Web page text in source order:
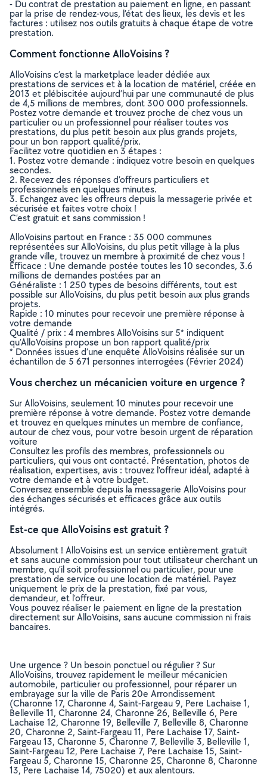
- Du contrat de prestation au paiement en ligne, en passant
par la prise de rendez-vous, l’état des lieux, les devis et les
factures : utilisez nos outils gratuits à chaque étape de votre
prestation.
Comment fonctionne AlloVoisins ?
AlloVoisins c’est la marketplace leader dédiée aux
prestations de services et à la location de matériel, créée en
2013 et plébiscitée aujourd’hui par une communauté de plus
de 4,5 millions de membres, dont 300 000 professionnels.
Postez votre demande et trouvez proche de chez vous un
particulier ou un professionnel pour réaliser toutes vos
prestations, du plus petit besoin aux plus grands projets,
pour un bon rapport qualité/prix.
Facilitez votre quotidien en 3 étapes :
1. Postez votre demande : indiquez votre besoin en quelques
secondes.
2. Recevez des réponses d’offreurs particuliers et
professionnels en quelques minutes.
3. Echangez avec les offreurs depuis la messagerie privée et
sécurisée et faites votre choix !
C’est gratuit et sans commission !
AlloVoisins partout en France : 35 000 communes
représentées sur AlloVoisins, du plus petit village à la plus
grande ville, trouvez un membre à proximité de chez vous !
Efficace : Une demande postée toutes les 10 secondes, 3.6
millions de demandes postées par an
Généraliste : 1 250 types de besoins différents, tout est
possible sur AlloVoisins, du plus petit besoin aux plus grands
projets.
Rapide : 10 minutes pour recevoir une première réponse à
votre demande
Qualité / prix : 4 membres AlloVoisins sur 5* indiquent
qu’AlloVoisins propose un bon rapport qualité/prix
* Données issues d’une enquête AlloVoisins réalisée sur un
échantillon de 5 671 personnes interrogées (Février 2024)
Vous cherchez un mécanicien voiture en urgence ?
Sur AlloVoisins, seulement 10 minutes pour recevoir une
première réponse à votre demande. Postez votre demande
et trouvez en quelques minutes un membre de confiance,
autour de chez vous, pour votre besoin urgent de réparation
voiture
Consultez les profils des membres, professionnels ou
particuliers, qui vous ont contacté. Présentation, photos de
réalisation, expertises, avis : trouvez l'offreur idéal, adapté à
votre demande et à votre budget.
Conversez ensemble depuis la messagerie AlloVoisins pour
des échanges sécurisés et efficaces grâce aux outils
intégrés.
Est-ce que AlloVoisins est gratuit ?
Absolument ! AlloVoisins est un service entièrement gratuit
et sans aucune commission pour tout utilisateur cherchant un
membre, qu’il soit professionnel ou particulier, pour une
prestation de service ou une location de matériel. Payez
uniquement le prix de la prestation, fixé par vous,
demandeur, et l’offreur.
Vous pouvez réaliser le paiement en ligne de la prestation
directement sur AlloVoisins, sans aucune commission ni frais
bancaires.
Une urgence ? Un besoin ponctuel ou régulier ? Sur
AlloVoisins, trouvez rapidement le meilleur mécanicien
automobile, particulier ou professionnel, pour réparer un
embrayage sur la ville de Paris 20e Arrondissement
(Charonne 17, Charonne 4, Saint-Fargeau 9, Pere Lachaise 1,
Belleville 11, Charonne 24, Charonne 26, Belleville 6, Pere
Lachaise 12, Charonne 19, Belleville 7, Belleville 8, Charonne
20, Charonne 2, Saint-Fargeau 11, Pere Lachaise 17, Saint-
Fargeau 13, Charonne 5, Charonne 7, Belleville 3, Belleville 1,
Saint-Fargeau 12, Pere Lachaise 7, Pere Lachaise 15, Saint-
Fargeau 5, Charonne 15, Charonne 25, Charonne 8, Charonne
13, Pere Lachaise 14, 75020) et aux alentours.